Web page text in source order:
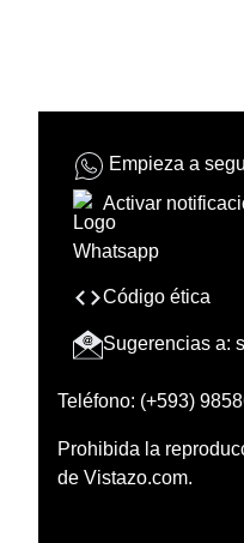
Empieza a
Activar
Código ética
Sugerencias a:
Teléfono: (+593)
Prohibida la
de Vistazo.com.